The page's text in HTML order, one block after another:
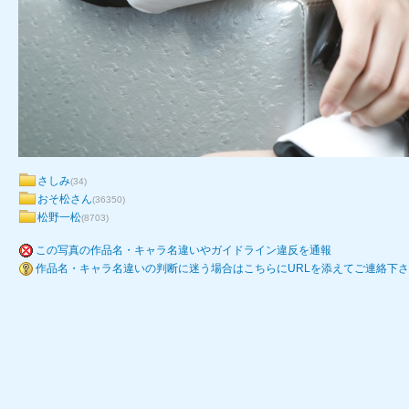
さしみ(34)
おそ松さん(36350)
松野一松(8703)
この写真の作品名・キャラ名違いやガイドライン違反を通報
作品名・キャラ名違いの判断に迷う場合はこちらにURLを添えてご連絡下